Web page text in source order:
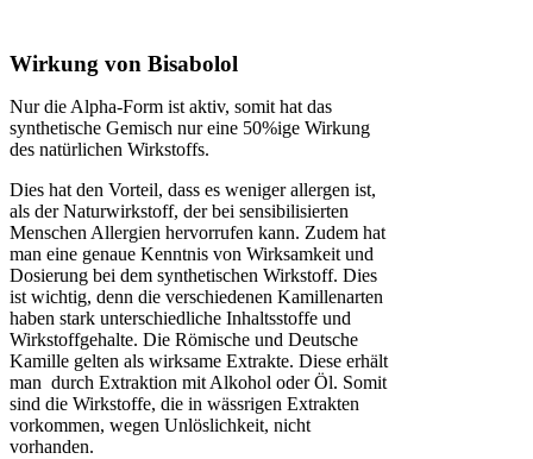
Wirkung von Bisabolol
Nur die Alpha-Form ist aktiv, somit hat das
synthetische Gemisch nur eine 50%ige Wirkung
des natürlichen Wirkstoffs.
Dies hat den Vorteil, dass es weniger allergen ist,
als der Naturwirkstoff, der bei sensibilisierten
Menschen Allergien hervorrufen kann. Zudem hat
man eine genaue Kenntnis von Wirksamkeit und
Dosierung bei dem synthetischen Wirkstoff. Dies
ist wichtig, denn die verschiedenen Kamillenarten
haben stark unterschiedliche Inhaltsstoffe und
Wirkstoffgehalte. Die Römische und Deutsche
Kamille gelten als wirksame Extrakte. Diese erhält
man durch Extraktion mit Alkohol oder Öl. Somit
sind die Wirkstoffe, die in wässrigen Extrakten
vorkommen, wegen Unlöslichkeit, nicht
vorhanden.